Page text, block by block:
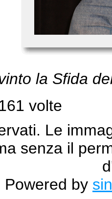
la Sfida
volte
Le
senza il
Powered by